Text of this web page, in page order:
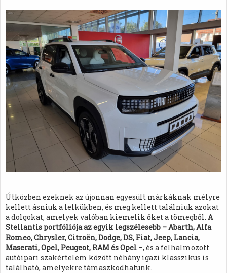
Útközben ezeknek az újonnan egyesült márkáknak mélyre
kellett ásniuk a lelkükben, és meg kellett találniuk azokat
a dolgokat, amelyek valóban kiemelik őket a tömegből. A
Stellantis portfóliója az egyik legszélesebb – Abarth, Alfa
Romeo, Chrysler, Citroën, Dodge, DS, Fiat, Jeep, Lancia,
Maserati, Opel, Peugeot, RAM és Opel –, és a felhalmozott
autóipari szakértelem között néhány igazi klasszikus is
található, amelyekre támaszkodhatunk.